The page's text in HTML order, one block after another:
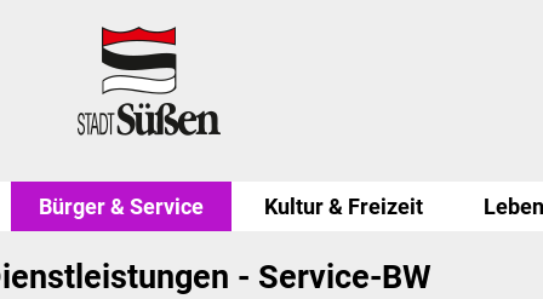
Bürger & Service Kultur & Freizeit
- Service-BW